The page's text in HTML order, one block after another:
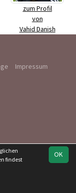
zum Profil
von
Vahid Danish
Impressum
OK
findest